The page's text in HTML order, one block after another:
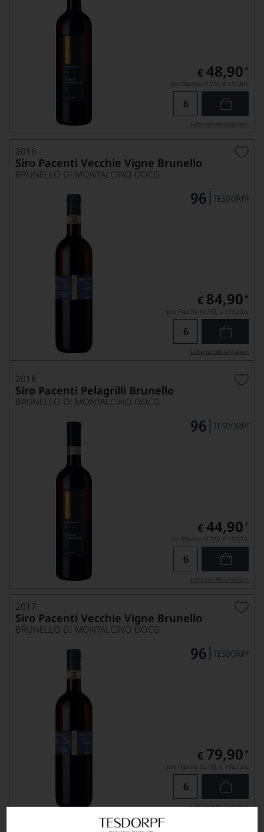
€ 48,90 *
pro Flasche (0.75l), € 65,20/L
Lebensmittel­angaben
2016
Siro Pacenti Vecchie Vigne Brunello
BRUNELLO DI MONTALCINO DOCG
€ 84,90 *
pro Flasche (0.75l), € 113,20/L
Lebensmittel­angaben
2018
Siro Pacenti Pelagrilli Brunello
BRUNELLO DI MONTALCINO DOCG
€ 44,90 *
pro Flasche (0.75l), € 59,87/L
Lebensmittel­angaben
2017
Siro Pacenti Vecchie Vigne Brunello
BRUNELLO DI MONTALCINO DOCG
€ 79,90 *
pro Flasche (0.75l), € 106,53/L
Lebensmittel­angaben